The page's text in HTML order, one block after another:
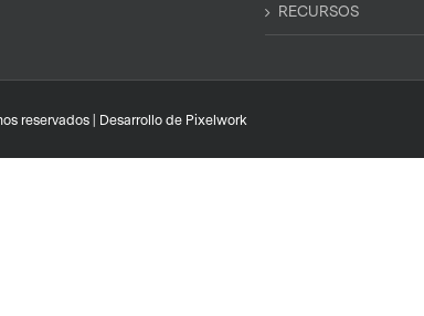
RECURSOS
reservados | Desarrollo de Pixelwork